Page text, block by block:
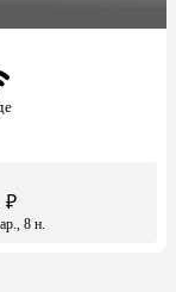
₽
8 н.